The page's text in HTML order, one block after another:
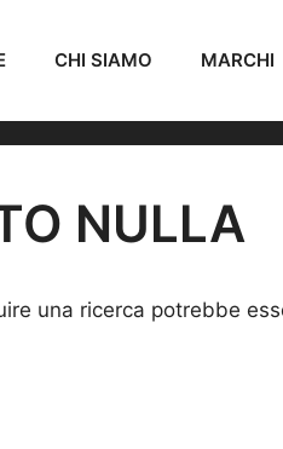
CHI SIAMO MARCHI
NULLA
una ricerca potrebbe